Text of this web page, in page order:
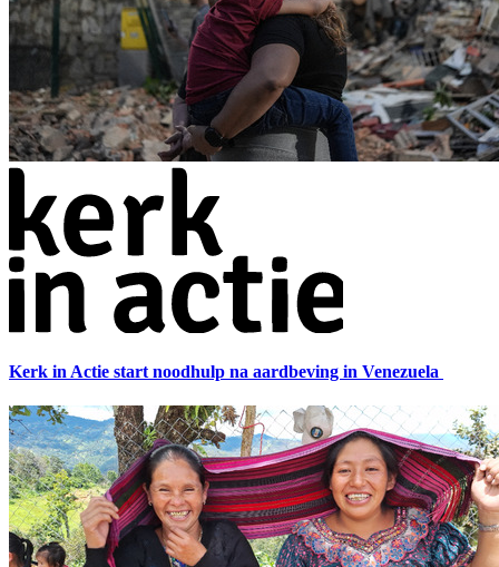
Kerk in Actie start noodhulp na aardbeving in Venezuela